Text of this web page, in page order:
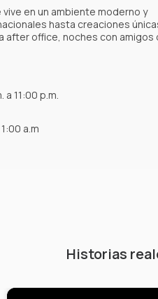
en un ambiente moderno y
hasta creaciones
after office, noches con amigos
11:00 p.m.
a.m
Historias